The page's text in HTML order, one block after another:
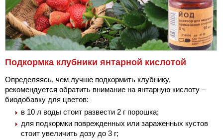
Подкормка клубники янтарной кислотой
Определяясь, чем лучше подкормить клубнику,
рекомендуется обратить внимание на янтарную кислоту –
биодобавку для цветов:
в 10 л воды стоит развести 2 г порошка;
для подкормки поврежденных или зараженных кустов
стоит увеличить дозу до 3 г;